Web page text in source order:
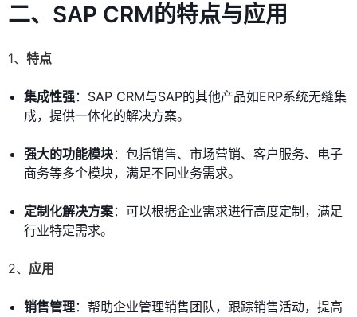
二、SAP CRM的特点与应用
1、 特点
集成性强：SAP CRM与SAP的其他产品如ERP系统无缝集
成，提供一体化的解决方案。
强大的功能模块：包括销售、市场营销、客户服务、电子
商务等多个模块，满足不同业务需求。
定制化解决方案：可以根据企业需求进行高度定制，满足
行业特定需求。
2、 应用
销售管理：帮助企业管理销售团队，跟踪销售活动，提高